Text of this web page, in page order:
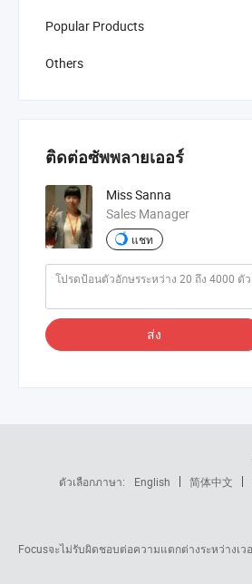
Popular Products
Others
ติดต่อซัพพลายเออร์
Miss Sanna
Sales Manager
แชท
ส่ง
ตัวเลือกภาษา:
English 简体中文
Focusจะไม่รับผิดชอบต่อความแตกต่างระหว่างเ